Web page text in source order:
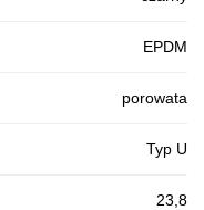
EPDM
porowata
Typ U
23,8